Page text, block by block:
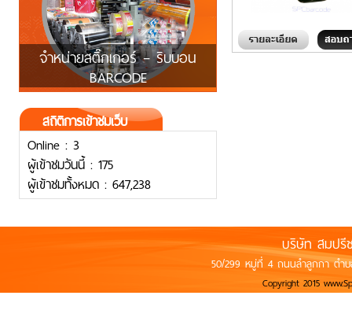
จำหน่ายสติ๊กเกอร์ – ริบบอน
BARCODE
สถิติการเข้าชมเว็บ
Online : 3
ผู้เข้าชมวันนี้ : 175
ผู้เข้าชมทั้งหมด : 647,238
บริษัท สมปรี
50/299 หมู่ที่ 4 ถนนลำลูกกา ตำบ
Copyright 2015